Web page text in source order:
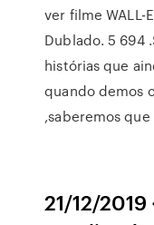
ver filme WALL-
Dublado. 5 694
histórias que
quando demos
,saberemos
21/12/2019